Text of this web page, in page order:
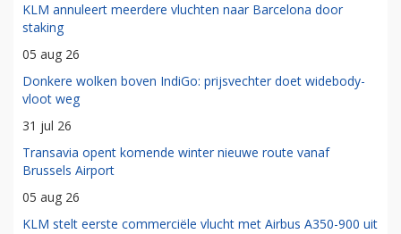
KLM annuleert meerdere vluchten naar Barcelona door
staking
05 aug 26
Donkere wolken boven IndiGo: prijsvechter doet widebody-
vloot weg
31 jul 26
Transavia opent komende winter nieuwe route vanaf
Brussels Airport
05 aug 26
KLM stelt eerste commerciële vlucht met Airbus A350-900 uit